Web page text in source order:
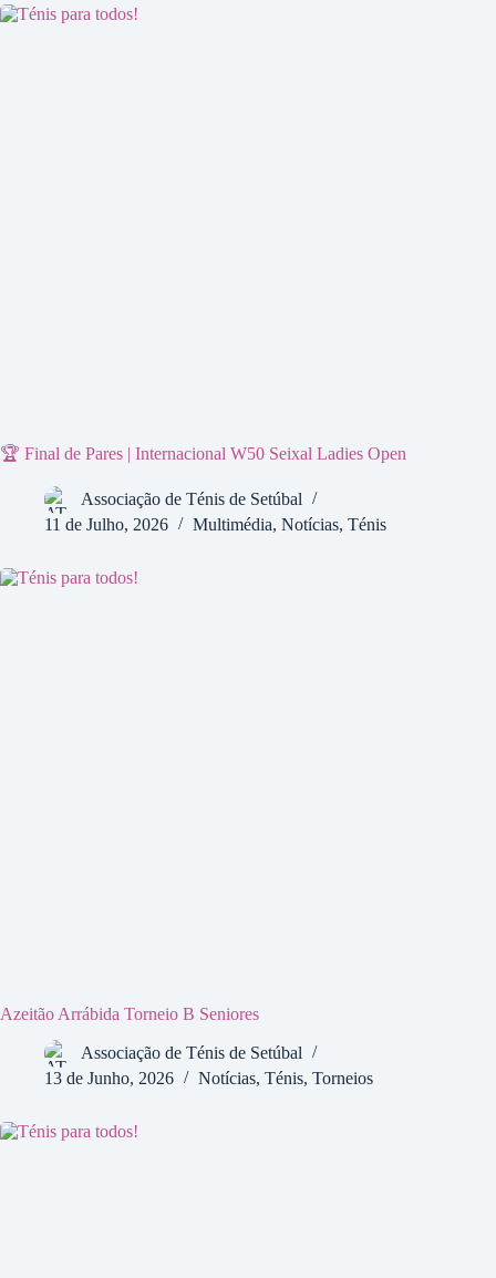
🏆 Final de Pares | Internacional W50 Seixal Ladies Open
Associação de Ténis de Setúbal
11 de Julho, 2026
Multimédia, Notícias, Ténis
Azeitão Arrábida Torneio B Seniores
Associação de Ténis de Setúbal
13 de Junho, 2026
Notícias, Ténis, Torneios